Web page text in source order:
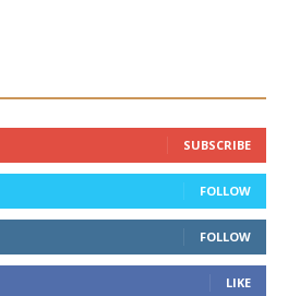
SUBSCRIBE
FOLLOW
FOLLOW
LIKE